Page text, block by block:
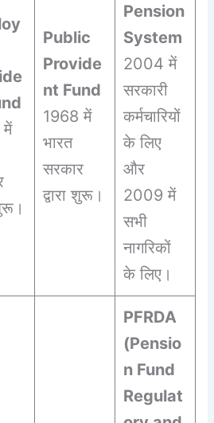
में
Public
Provide
nt Fund
1968 में
भारत
सरकार
द्वारा शुरू।
Pension
System
2004 में
सरकारी
कर्मचारियों
के लिए
और
2009 में
सभी
नागरिकों
के लिए।
PFRDA
(Pensio
n Fund
Regulat